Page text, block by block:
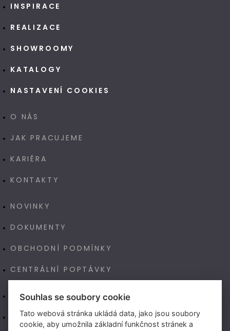
INSPIRACE
REALIZACE
SHOWROOMY
KATALOGY
NASTAVENÍ COOKIES
O NÁS
JAK PRACUJEME
KARIÉRA
KONTAKTY
NOVINKY
DOKUMENTY
OBCHODNÍ PODMÍNKY
CENTRÁLNÍ POPTÁVKY
E-SHOP
NAŠE VÝROBA TECHNOART
Souhlas se soubory cookie
Tato webová stránka ukládá data, jako jsou soubory
cookie, aby umožnila základní funkčnost stránek a